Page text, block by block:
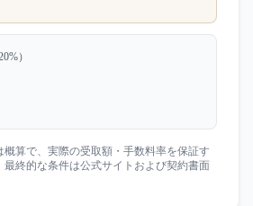
%）
算で、実際の受取額・手数料率を保証す
最終的な条件は公式サイトおよび契約書面